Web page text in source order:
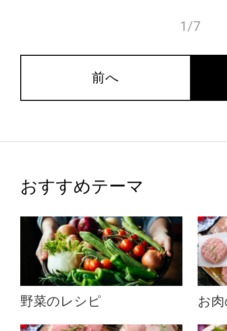
1/7
前へ
おすすめテーマ
野菜のレシピ お